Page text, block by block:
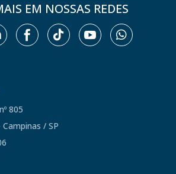
EM NOSSAS REDES
   
805
/ SP